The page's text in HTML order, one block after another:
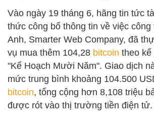
Vào ngày 19 tháng 6, hãng tin tức
thức công bố thông tin về việc công
Anh, Smarter Web Company, đã
vụ mua thêm 104,28 bitcoin theo kế
"Kế Hoạch Mười Năm". Giao dịch
mức trung bình khoảng 104.500
bitcoin, tổng cộng hơn 8,108 triệu
được rót vào thị trường tiền điện tử.